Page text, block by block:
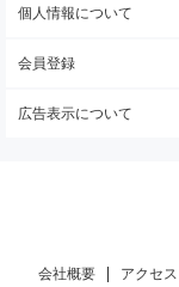
個人情報について
会員登録
広告表示について
会社概要 アクセス